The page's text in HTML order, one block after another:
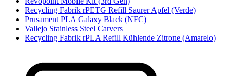
Recycling Fabrik rPETG Refill Saurer Apfel (Verde)
Prusament PLA Galaxy Black (NFC)
Vallejo Stainless Steel Carvers
Recycling Fabrik rPLA Refill Kühlende Zitrone (Amarelo)